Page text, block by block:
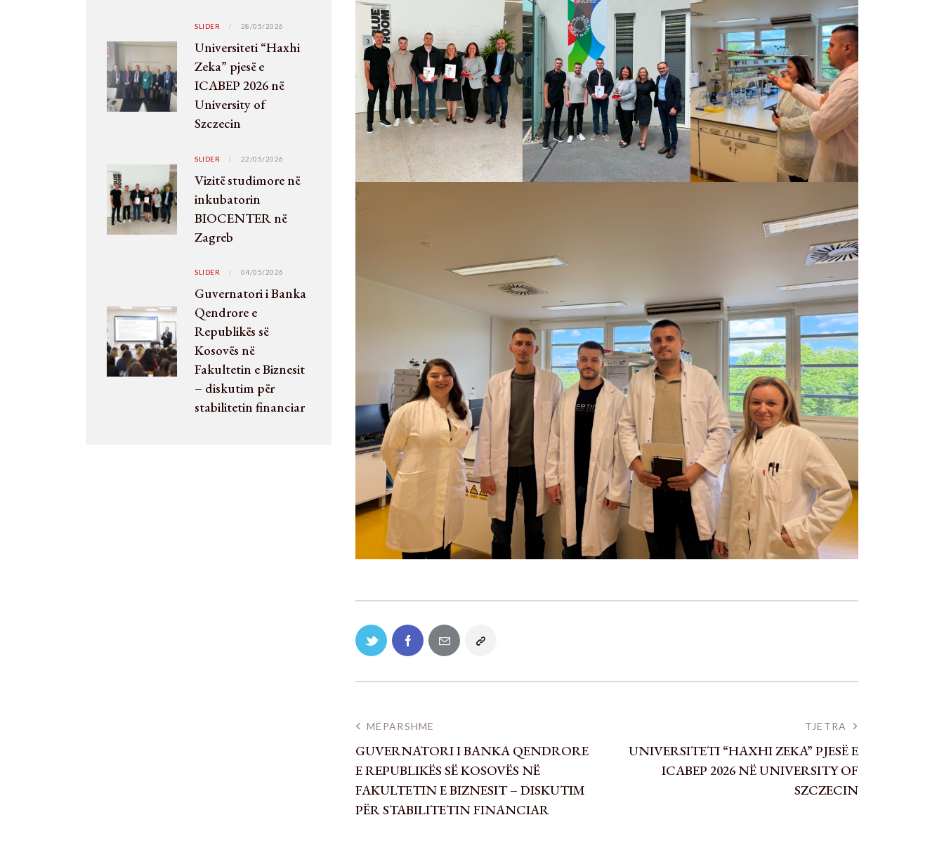
MËPARSHME
GUVERNATORI I BANKA QENDRORE
E REPUBLIKËS SË KOSOVËS NË
FAKULTETIN E BIZNESIT – DISKUTIM
PËR STABILITETIN FINANCIAR
TJETRA
UNIVERSITETI “HAXHI ZEKA” PJESË E
ICABEP 2026 NË UNIVERSITY OF
SZCZECIN
SLIDER 28/05/2026
Universiteti “Haxhi
Zeka” pjesë e
ICABEP 2026 në
University of
Szczecin
SLIDER 22/05/2026
Vizitë studimore në
inkubatorin
BIOCENTER në
Zagreb
SLIDER 04/05/2026
Guvernatori i Banka
Qendrore e
Republikës së
Kosovës në
Fakultetin e Biznesit
– diskutim për
stabilitetin financiar